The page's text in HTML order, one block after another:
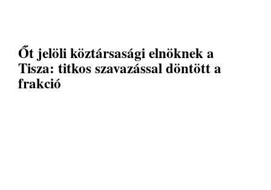
Őt jelöli köztársasági elnöknek a
Tisza: titkos szavazással döntött a
frakció